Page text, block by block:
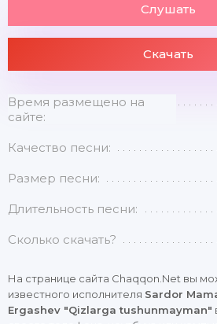
Слушать
Скачать
Время размещено на
сайте:
Качество песни:
Размер песни:
Длительность песни:
Сколько скачать?
На странице сайта Chaqqon.Net вы
известного исполнителя Sardor
Ergashev "Qizlarga tushunmayman"